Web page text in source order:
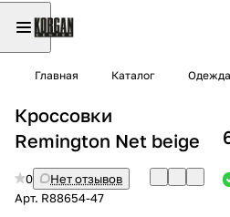
Главная Каталог
Кроссовки
Remington Net beige
0
Нет отзывов
Арт. R88654-47